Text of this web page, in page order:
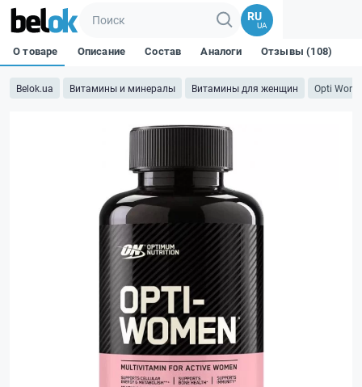
RU
UA
Belok.ua Витамины и минералы Витамины для женщин Opti
О товаре Описание Состав Аналоги Отзывы (108)